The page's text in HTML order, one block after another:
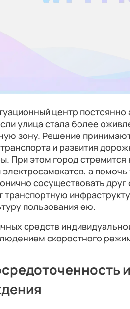
центр постоянно
улица стала более
зону. Решение
и развития
При этом город
электросамокатов, а
сосуществовать друг
транспортную
пользования ею.
средств
скоростного